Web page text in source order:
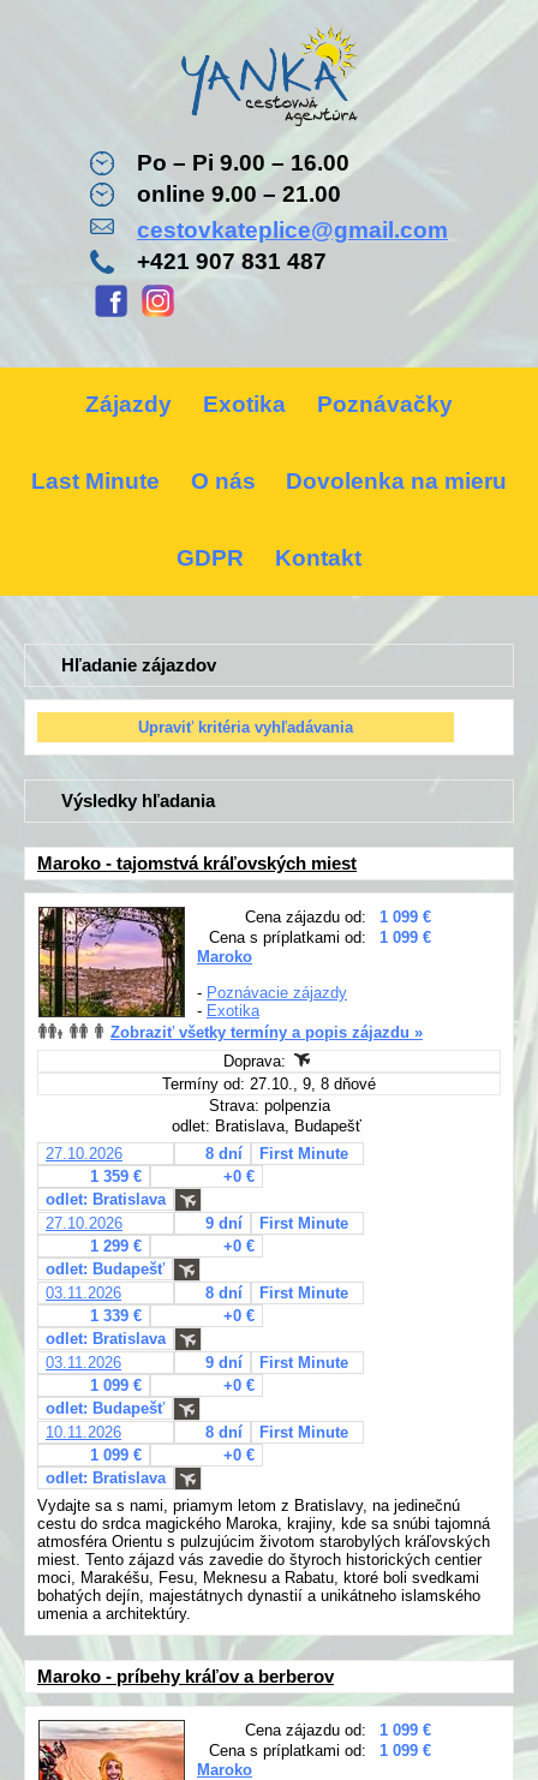
Po – Pi 9.00 – 16.00
online 9.00 – 21.00
cestovkateplice@gmail.com
+421 907 831 487
Zájazdy Exotika Poznávačky
Last Minute O nás Dovolenka na mieru
GDPR Kontakt
Hľadanie zájazdov
Výsledky hľadania
Maroko - tajomstvá kráľovských miest
Cena zájazdu od:
1 099 €
Cena s príplatkami od:
1 099 €
Maroko
- Poznávacie zájazdy
- Exotika
Zobraziť všetky termíny a popis zájazdu »
Doprava:
Termíny od: 27.10., 9, 8 dňové
Strava: polpenzia
odlet: Bratislava, Budapešť
27.10.2026
8 dní
First Minute
1 359 €
+0 €
odlet: Bratislava
27.10.2026
9 dní
First Minute
1 299 €
+0 €
odlet: Budapešť
03.11.2026
8 dní
First Minute
1 339 €
+0 €
odlet: Bratislava
03.11.2026
9 dní
First Minute
1 099 €
+0 €
odlet: Budapešť
10.11.2026
8 dní
First Minute
1 099 €
+0 €
odlet: Bratislava
Vydajte sa s nami, priamym letom z Bratislavy, na jedinečnú
cestu do srdca magického Maroka, krajiny, kde sa snúbi tajomná
atmosféra Orientu s pulzujúcim životom starobylých kráľovských
miest. Tento zájazd vás zavedie do štyroch historických centier
moci, Marakéšu, Fesu, Meknesu a Rabatu, ktoré boli svedkami
bohatých dejín, majestátnych dynastií a unikátneho islamského
umenia a architektúry.
Maroko - príbehy kráľov a berberov
Cena zájazdu od:
1 099 €
Cena s príplatkami od:
1 099 €
Maroko